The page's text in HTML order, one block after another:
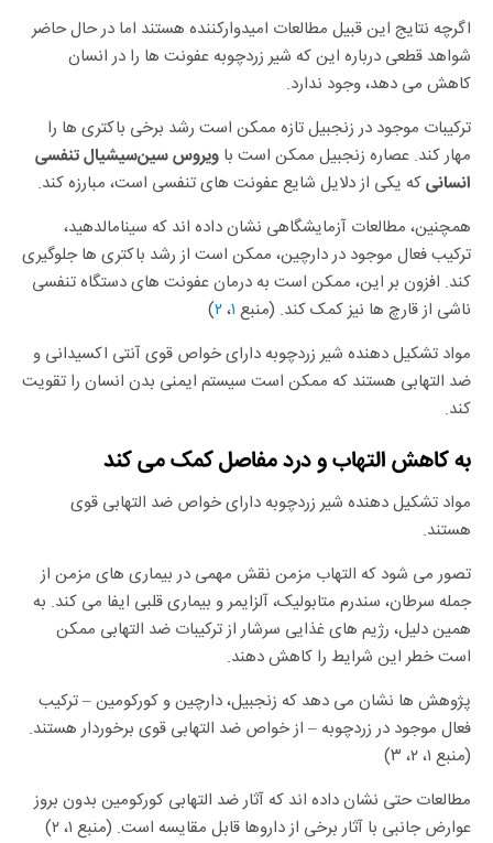
اگرچه نتایج این قبیل مطالعات امیدوارکننده هستند اما در حال حاضر
شواهد قطعی درباره این که شیر زردچوبه عفونت ها را در انسان
کاهش می دهد، وجود ندارد.
ترکیبات موجود در زنجبیل تازه ممکن است رشد برخی باکتری ها را
مهار کند. عصاره زنجبیل ممکن است با ویروس سینسیشیال تنفسی
انسانیکه یکی از دلایل شایع عفونت های تنفسی است، مبارزه کند.
همچنین، مطالعات آزمایشگاهی نشان داده اند که سینامالدهید،
ترکیب فعال موجود در دارچین، ممکن است از رشد باکتری ها جلوگیری
کند. افزون بر این، ممکن است به درمان عفونت های دستگاه تنفسی
ناشی از قارچ ها نیز کمک کند. (منبع ۱،۲)
مواد تشکیل دهنده شیر زردچوبه دارای خواص قوی آنتی اکسیدانی و
ضد التهابی هستند که ممکن است سیستم ایمنی بدن انسان را تقویت
کند.
به کاهش التهاب و درد مفاصل کمک می کند
مواد تشکیل دهنده شیر زردچوبه دارای خواص ضد التهابی قوی
هستند.
تصور می شود که التهاب مزمن نقش مهمی در بیماری های مزمن از
جمله سرطان، سندرم متابولیک، آلزایمر و بیماری قلبی ایفا می کند. به
همین دلیل، رژیم های غذایی سرشار از ترکیبات ضد التهابی ممکن
است خطر این شرایط را کاهش دهند.
پژوهش ها نشان می دهد که زنجبیل، دارچین و کورکومین – ترکیب
فعال موجود در زردچوبه – از خواص ضد التهابی قوی برخوردار هستند.
(منبع ۱، ۲، ۳)
مطالعات حتی نشان داده اند که آثار ضد التهابی کورکومین بدون بروز
عوارض جانبی با آثار برخی از داروها قابل مقایسه است. (منبع ۱، ۲)